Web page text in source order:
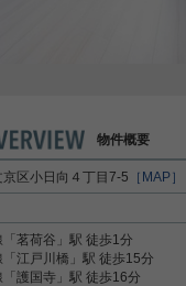
物件概要
京区小日向 ４丁目7-5 ［MAP］
「茗荷谷 」駅 徒歩1分
「江戸川橋 」駅 徒歩15分
「護国寺 」駅 徒歩16分